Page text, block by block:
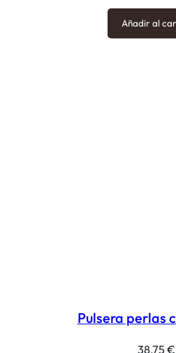
Añadir al
Pulsera perlas
38,75€